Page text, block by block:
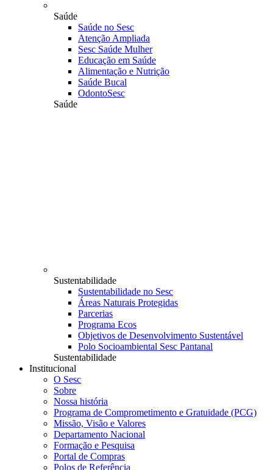
Saúde
Saúde no Sesc
Atenção Ampliada
Sesc Saúde Mulher
Educação em Saúde
Alimentação e Nutrição
Saúde Bucal
OdontoSesc
Saúde
Sustentabilidade
Sustentabilidade no Sesc
Áreas Naturais Protegidas
Parcerias
Programa Ecos
Objetivos de Desenvolvimento Sustentável
Polo Socioambiental Sesc Pantanal
Sustentabilidade
Institucional
O Sesc
Sobre
Nossa história
Programa de Comprometimento e Gratuidade (PCG)
Missão, Visão e Valores
Departamento Nacional
Formação e Pesquisa
Portal de Compras
Polos de Referência